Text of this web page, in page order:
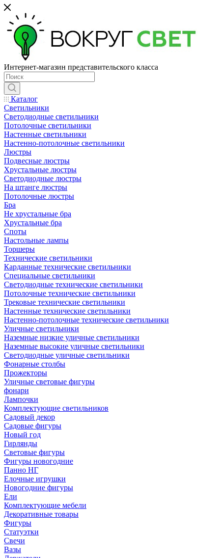
Интернет-магазин представительского класса
Каталог
Светильники
Светодиодные светильники
Потолочные светильники
Настенные светильники
Настенно-потолочные светильники
Люстры
Подвесные люстры
Хрустальные люстры
Светодиодные люстры
На штанге люстры
Потолочные люстры
Бра
Не хрустальные бра
Хрустальные бра
Споты
Настольные лампы
Торшеры
Технические светильники
Карданные технические светильники
Специальные светильники
Светодиодные технические светильники
Потолочные технические светильники
Трековые технические светильники
Настенные технические светильники
Настенно-потолочные технические светильники
Уличные светильники
Наземные низкие уличные светильники
Наземные высокие уличные светильники
Светодиодные уличные светильники
Фонарные столбы
Прожекторы
Уличные световые фигуры
фонари
Лампочки
Комплектующие светильников
Садовый декор
Садовые фигуры
Новый год
Гирлянды
Световые фигуры
Фигуры новогодние
Панно НГ
Елочные игрушки
Новогодние фигуры
Ели
Комплектующие мебели
Декоративные товары
Фигуры
Статуэтки
Свечи
Вазы